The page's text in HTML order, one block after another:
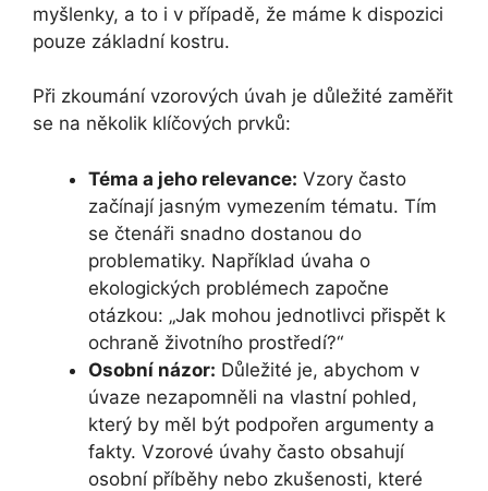
myšlenky, a to i v případě, že máme k dispozici
pouze základní kostru.
Při zkoumání vzorových úvah je důležité zaměřit
se na několik klíčových prvků:
Téma a jeho relevance: Vzory často
začínají jasným vymezením tématu. Tím
se čtenáři snadno dostanou do
problematiky. Například úvaha o
ekologických problémech započne
otázkou: „Jak mohou jednotlivci přispět k
ochraně životního prostředí?“
Osobní názor: Důležité je, abychom v
úvaze nezapomněli na vlastní pohled,
který by měl být podpořen argumenty a
fakty. Vzorové úvahy často obsahují
osobní příběhy nebo zkušenosti, které